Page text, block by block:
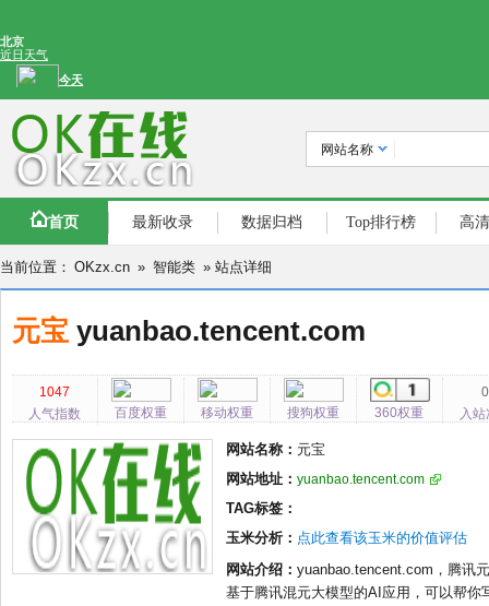
网站名称
首页 最新收录 数据归档 Top排行榜 高
当前位置： OKzx.cn » 智能类 » 站点详细
元宝 yuanbao.tencent.com
1047
人气指数
百度权重 移动权重 搜狗权重 360权重
0
入
网站名称： 元宝
网站地址： yuanbao.tencent.com
TAG标签：
玉米分析： 点此查看该玉米的价值评估
网站介绍： yuanbao.tencent.com，腾讯
基于腾讯混元大模型的AI应用，可以帮